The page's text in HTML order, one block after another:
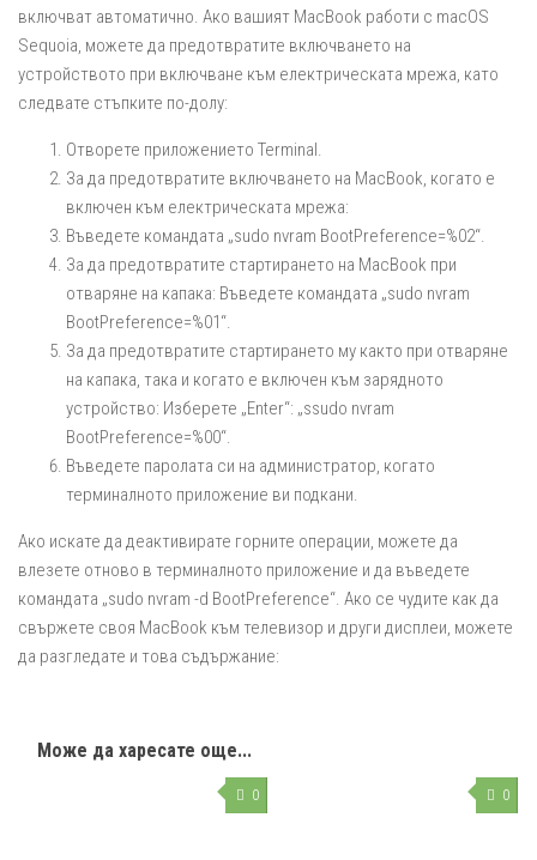
включват автоматично. Ако вашият MacBook работи с macOS
Sequoia, можете да предотвратите включването на
устройството при включване към електрическата мрежа, като
следвате стъпките по-долу:
Отворете приложението Terminal.
За да предотвратите включването на MacBook, когато е
включен към електрическата мрежа:
Въведете командата „sudo nvram BootPreference=%02“.
За да предотвратите стартирането на MacBook при
отваряне на капака: Въведете командата „sudo nvram
BootPreference=%01“.
За да предотвратите стартирането му както при отваряне
на капака, така и когато е включен към зарядното
устройство: Изберете „Enter“: „ssudo nvram
BootPreference=%00“.
Въведете паролата си на администратор, когато
терминалното приложение ви подкани.
Ако искате да деактивирате горните операции, можете да
влезете отново в терминалното приложение и да въведете
командата „sudo nvram -d BootPreference“. Ако се чудите как да
свържете своя MacBook към телевизор и други дисплеи, можете
да разгледате и това съдържание:
Може да харесате още...
0 0